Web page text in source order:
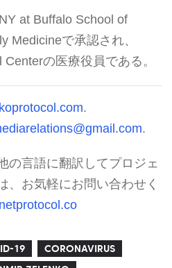
at Buffalo School of
Medicineで承認され、
の医療役員である。
.
.
の言語に翻訳してプロジェ
、お気軽にお問い合わせく
19
CORONAVIRUS